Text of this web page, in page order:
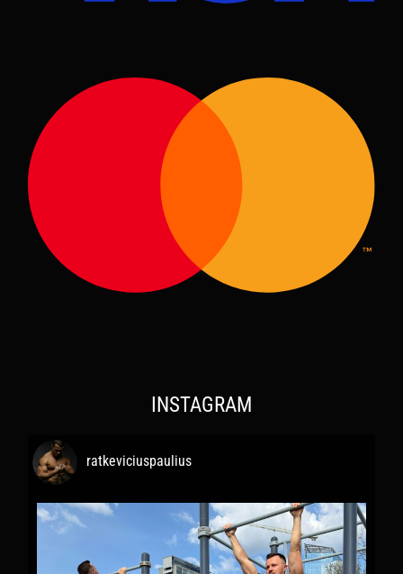
INSTAGRAM
ratkeviciuspaulius